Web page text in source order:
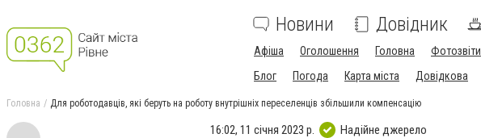
Новини Довідник
Афіша Оголошення Головна Фотозвіти
Блог
Погода Карта міста Довідкова
Головна Для роботодавців, які беруть на роботу внутрішніх переселенців збільшили компенсацію
16:02, 11 січня 2023 р. Надійне джерело